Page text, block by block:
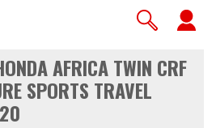
AFRICA TWIN CRF
SPORTS TRAVEL